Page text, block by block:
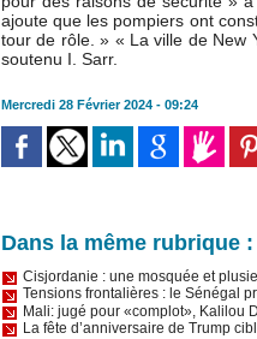
ajoute que les pompiers ont
tour de rôle. » « La ville de New
soutenu I. Sarr.
Mercredi 28 Février 2024 - 09:24
Dans la même rubrique :
Cisjordanie : une mosquée et
Tensions frontalières : le Sénégal
Mali: jugé pour «complot», Kalilou
La fête d’anniversaire de Trump